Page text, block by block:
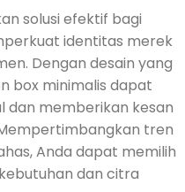
solusi efektif bagi
identitas merek
Dengan desain yang
box minimalis dapat
dan memberikan kesan
tren
Anda dapat memilih
dan citra